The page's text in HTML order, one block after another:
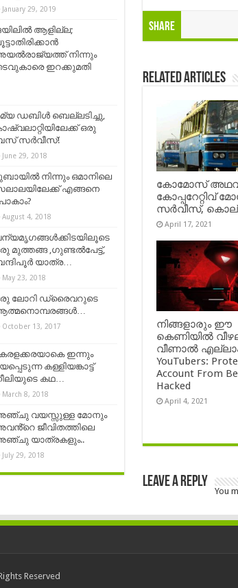
Share
Related Articles
കോമോസ്
കോപ്പറേറ്റിവ്
സര്‍വീസ്,
April 17, 2021
നിങ്ങളാരും ഈ
കെണിയിൽ
വീണാൽ
YouTubers:
Account From
Hacked
April 4, 2021
Leave a Reply
You
January 29, 2019
ആളില്ല;
നിന്നും
ഇറക്കുമതി
ഡബിള്‍ ബെല്ലടിച്ചു,
ഒരു
സര്‍വീസ്!
June 29, 2018
നിന്നും ഒമാനിലെ
എങ്ങനെ
August 4, 2018
മുത്തങ്ങ ,ഗുണ്ടൽപേട്ട്,
യാത്ര…
May 23, 2018
ലോറി ഡ്രൈവറുടെ
October 13, 2017
ഇന്നും
കള്ളിയങ്കാട്ട്
കഥ…
March 8, 2018
വയസ്സുള്ള മോനും
ജീവിതത്തിലെ
യാത്രകളും..
July 29, 2018
Reserved